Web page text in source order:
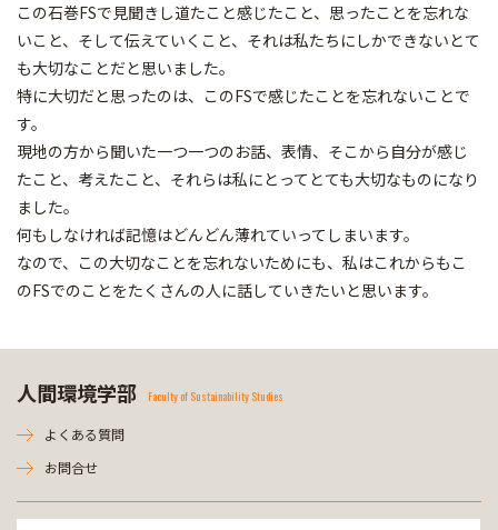
この石巻FSで見聞きし道たこと感じたこと、思ったことを忘れな
いこと、そして伝えていくこと、それは私たちにしかできないとて
も大切なことだと思いました。
特に大切だと思ったのは、このFSで感じたことを忘れないことで
す。
現地の方から聞いた一つ一つのお話、表情、そこから自分が感じ
たこと、考えたこと、それらは私にとってとても大切なものになり
ました。
何もしなければ記憶はどんどん薄れていってしまいます。
なので、この大切なことを忘れないためにも、私はこれからもこ
のFSでのことをたくさんの人に話していきたいと思います。
人間環境学部 Faculty of Sustainability Studies
よくある質問
お問合せ